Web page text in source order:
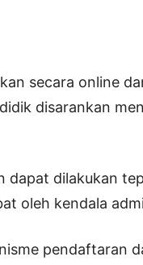
secara online
disarankan
dapat dilakukan
oleh kendala
pendaftaran